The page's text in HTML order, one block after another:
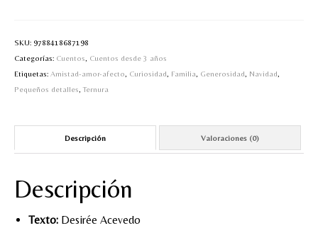
SKU: 9788418687198
Categorías: Cuentos
Cuentos desde 3 años
Etiquetas: Amistad-amor-afecto Curiosidad Familia Generosidad Navidad
Pequeños detalles Ternura
Descripción Valoraciones (0)
Descripción
Texto: Desirée Acevedo